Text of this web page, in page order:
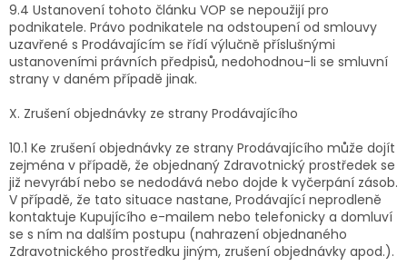
9.4 Ustanovení tohoto článku VOP se nepoužijí pro
podnikatele. Právo podnikatele na odstoupení od smlouvy
uzavřené s Prodávajícím se řídí výlučně příslušnými
ustanoveními právních předpisů, nedohodnou-li se smluvní
strany v daném případě jinak.
X. Zrušení objednávky ze strany Prodávajícího
10.1 Ke zrušení objednávky ze strany Prodávajícího může dojít
zejména v případě, že objednaný Zdravotnický prostředek se
již nevyrábí nebo se nedodává nebo dojde k vyčerpání zásob.
V případě, že tato situace nastane, Prodávající neprodleně
kontaktuje Kupujícího e-mailem nebo telefonicky a domluví
se s ním na dalším postupu (nahrazení objednaného
Zdravotnického prostředku jiným, zrušení objednávky apod.).